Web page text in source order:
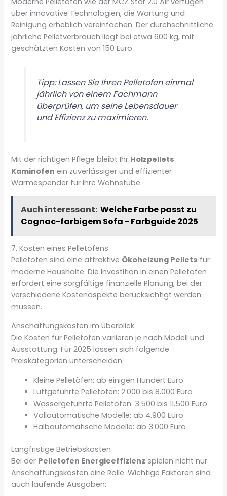
über innovative Technologien, die Wartung und
Reinigung erheblich vereinfachen. Der durchschnittliche
jährliche Pelletverbrauch liegt bei etwa 600 kg, mit
geschätzten Kosten von 150 Euro.
Tipp: Lassen Sie Ihren Pelletofen einmal
jährlich von einem Fachmann
überprüfen, um seine Lebensdauer
und Effizienz zu maximieren.
Mit der richtigen Pflege bleibt Ihr Holzpellets
Kaminofen ein zuverlässiger und effizienter
Wärmespender für Ihre Wohnstube.
Auch interessant: Welche Farbe passt zu
Cognac-farbigem Sofa - Farbguide 2025
7. Kosten eines Pelletofens
Pelletöfen sind eine attraktive Ökoheizung Pellets für
moderne Haushalte. Die Investition in einen Pelletofen
erfordert eine sorgfältige finanzielle Planung, bei der
verschiedene Kostenaspekte berücksichtigt werden
müssen.
Anschaffungskosten im Überblick
Die Kosten für Pelletöfen variieren je nach Modell und
Ausstattung. Für 2025 lassen sich folgende
Preiskategorien unterscheiden:
Kleine Pelletöfen: ab einigen Hundert Euro
Luftgeführte Pelletöfen: 2.000 bis 8.000 Euro
Wassergeführte Pelletöfen: 3.500 bis 11.500 Euro
Vollautomatische Modelle: ab 4.900 Euro
Halbautomatische Modelle: ab 3.000 Euro
Langfristige Betriebskosten
Bei der Pelletofen Energieeffizienz spielen nicht nur
Anschaffungskosten eine Rolle. Wichtige Faktoren sind
auch laufende Ausgaben: